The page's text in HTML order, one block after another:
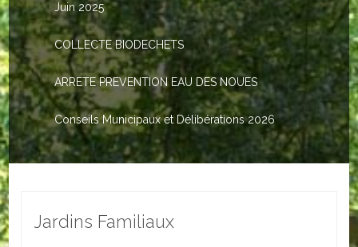
INDISPENSABLES
Nouveaux arrivants
Le PACS
Voter
Bientôt 16 ans
Urbanisme
Juin 2025
COLLECTE BIODECHETS
ARRETE PREVENTION EAU DES NOUES
Conseils Municipaux et Délibérations 2026
Jardins Familiaux